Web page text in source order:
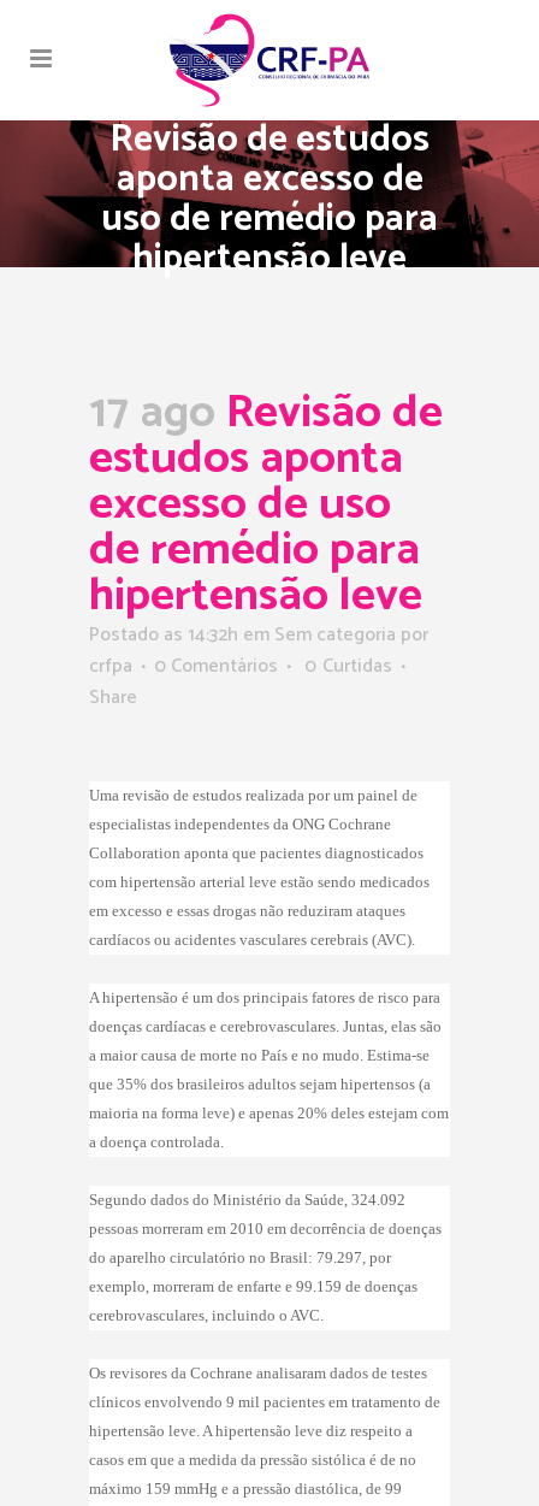
Revisão de estudos
aponta excesso de
uso de remédio para
hipertensão leve
17 ago Revisão de
estudos aponta
excesso de uso
de remédio para
hipertensão leve
Postado as 14:32h em Sem categoria por
crfpa
0 Comentários 0 Curtidas
Share
Uma revisão de estudos realizada por um painel de
especialistas independentes da ONG Cochrane
Collaboration aponta que pacientes diagnosticados
com hipertensão arterial leve estão sendo medicados
em excesso e essas drogas não reduziram ataques
cardíacos ou acidentes vasculares cerebrais (AVC).
A hipertensão é um dos principais fatores de risco para
doenças cardíacas e cerebrovasculares. Juntas, elas são
a maior causa de morte no País e no mudo. Estima-se
que 35% dos brasileiros adultos sejam hipertensos (a
maioria na forma leve) e apenas 20% deles estejam com
a doença controlada.
Segundo dados do Ministério da Saúde, 324.092
pessoas morreram em 2010 em decorrência de doenças
do aparelho circulatório no Brasil: 79.297, por
exemplo, morreram de enfarte e 99.159 de doenças
cerebrovasculares, incluindo o AVC.
Os revisores da Cochrane analisaram dados de testes
clínicos envolvendo 9 mil pacientes em tratamento de
hipertensão leve. A hipertensão leve diz respeito a
casos em que a medida da pressão sistólica é de no
máximo 159 mmHg e a pressão diastólica, de 99